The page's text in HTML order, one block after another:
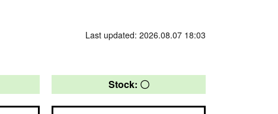
Last updated: 2026.08.07 18:03
Stock: 〇